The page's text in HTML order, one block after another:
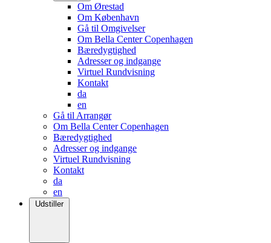
Om Ørestad
Om København
Gå til Omgivelser
Om Bella Center Copenhagen
Bæredygtighed
Adresser og indgange
Virtuel Rundvisning
Kontakt
da
en
Gå til Arrangør
Om Bella Center Copenhagen
Bæredygtighed
Adresser og indgange
Virtuel Rundvisning
Kontakt
da
en
Udstiller